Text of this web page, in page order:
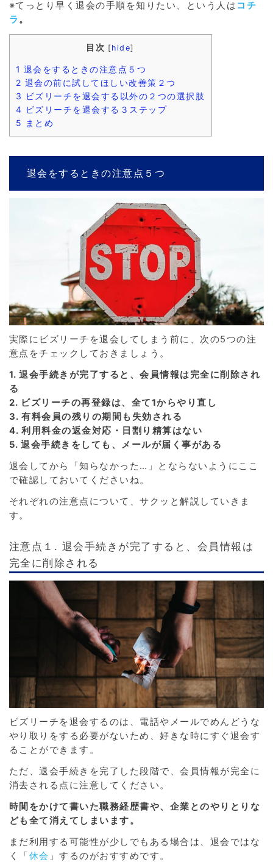
※てっとり早く退会の手順を知りたい、という人は コチ
ラ 。
目次 [ hide]
1 退会をするときの注意点５つ
2 退会の前に試してほしい改善策２つ
3 ビズリーチを退会する以外の２つの選択肢
4 ビズリーチを退会する３ステップ
5
まとめ
退会をするときの注意点５つ
実際にビズリーチを退会してしまう前に、次の5つの注
意点をチェックしておきましょう。
1. 退会手続きが完了すると、会員情報は完全に削除され
る
2. ビズリーチの再登録は、全て1からやり直し
3. 有料会員の残りの期間も失効される
4. 利用料金の返金対応・日割り精算はない
5. 退会手続きをしても、メールが届く事がある
退会してから「知らなかった…」とならないようにここ
で確認しておいてくださいね。
それぞれの注意点について、サクッと解説していきま
す。
注意点１. 退会手続きが完了すると、会員情報は
完全に削除される
ビズリーチを退会するのは、電話やメールでめんどうな
やり取りをする必要がないため、好きな時にすぐ退会す
ることができます。
ただ、退会手続きを完了した段階で、会員情報が完全に
消去される点に注意してください。
時間をかけて書いた職務経歴書や、企業とのやりとりな
ども全て消えてしまいます。
まだ利用する可能性が少しでもある場合は、退会ではな
く「休会 」するのがおすすめです。